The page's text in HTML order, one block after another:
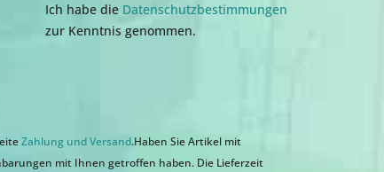
Ich habe die Datenschutzbestimmungen
zur Kenntnis genommen.
Zahlung und Versand.Haben Sie Artikel mit
mit Ihnen getroffen haben. Die Lieferzeit